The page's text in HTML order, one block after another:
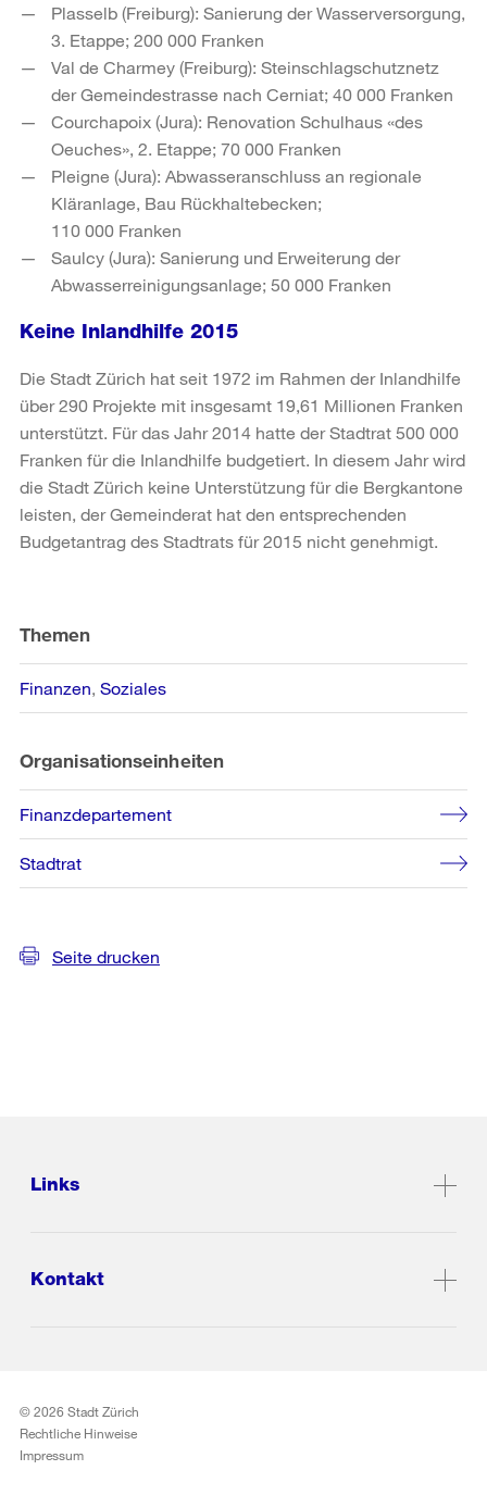
Plasselb (Freiburg): Sanierung der Wasserversorgung,
3. Etappe; 200 000 Franken
Val de Charmey (Freiburg): Steinschlagschutznetz
der Gemeindestrasse nach Cerniat; 40 000 Franken
Courchapoix (Jura): Renovation Schulhaus «des
Oeuches», 2. Etappe; 70 000 Franken
Pleigne (Jura): Abwasseranschluss an regionale
Kläranlage, Bau Rückhaltebecken;
110 000 Franken
Saulcy (Jura): Sanierung und Erweiterung der
Abwasserreinigungsanlage; 50 000 Franken
Keine Inlandhilfe 2015
Die Stadt Zürich hat seit 1972 im Rahmen der Inlandhilfe
über 290 Projekte mit insgesamt 19,61 Millionen Franken
unterstützt. Für das Jahr 2014 hatte der Stadtrat 500 000
Franken für die Inlandhilfe budgetiert. In diesem Jahr wird
die Stadt Zürich keine Unterstützung für die Bergkantone
leisten, der Gemeinderat hat den entsprechenden
Budgetantrag des Stadtrats für 2015 nicht genehmigt.
Informationen
Themen
Finanzen Soziales
Organisationseinheiten
Finanzdepartement
Stadtrat
Seite drucken
Links
Kontakt
© 2026 Stadt Zürich
Rechtliche Hinweise
Impressum